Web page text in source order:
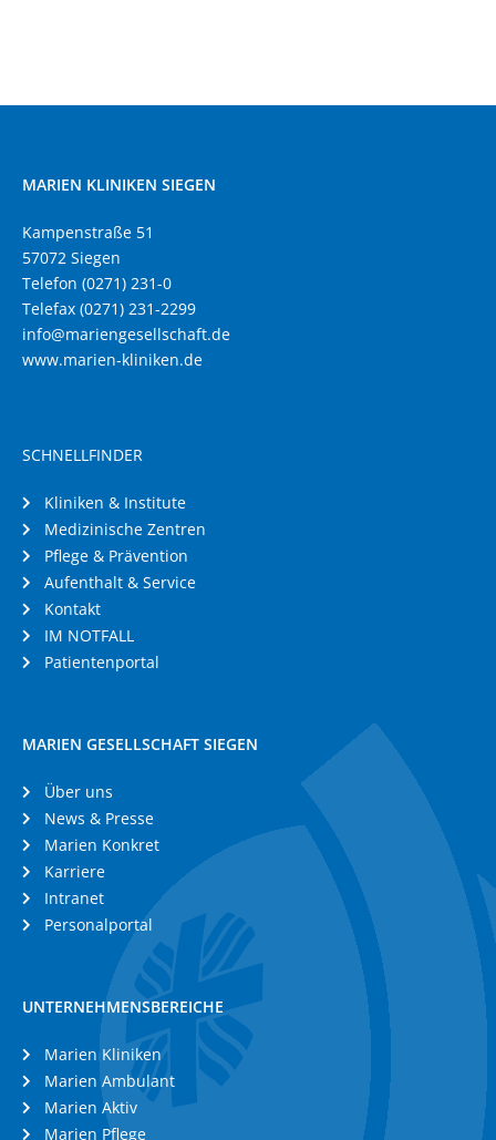
MARIEN KLINIKEN SIEGEN
Kampenstraße 51
57072 Siegen
Telefon (0271) 231-0
Telefax (0271) 231-2299
info@mariengesellschaft.de
www.marien-kliniken.de
SCHNELLFINDER
Kliniken & Institute
Medizinische Zentren
Pflege & Prävention
Aufenthalt & Service
Kontakt
IM NOTFALL
Patientenportal
MARIEN GESELLSCHAFT SIEGEN
Über uns
News & Presse
Marien Konkret
Karriere
Intranet
Personalportal
UNTERNEHMENSBEREICHE
Marien Kliniken
Marien Ambulant
Marien Aktiv
Marien Pflege